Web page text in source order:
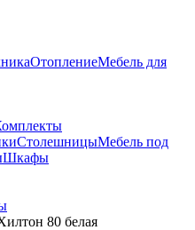
ОтоплениеМебель для
СтолешницыМебель под
Шкафы
80 белая